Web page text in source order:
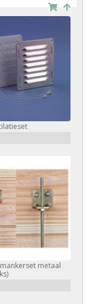
metaal